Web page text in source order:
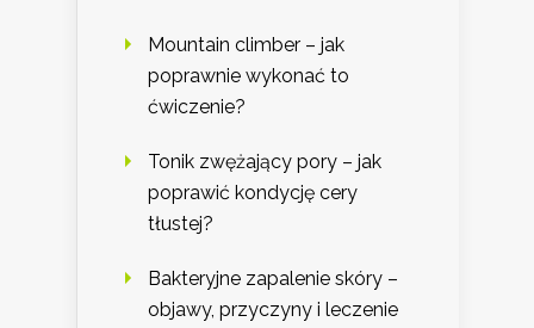
Mountain climber – jak
poprawnie wykonać to
ćwiczenie?
Tonik zwężający pory – jak
poprawić kondycję cery
tłustej?
Bakteryjne zapalenie skóry –
objawy, przyczyny i leczenie